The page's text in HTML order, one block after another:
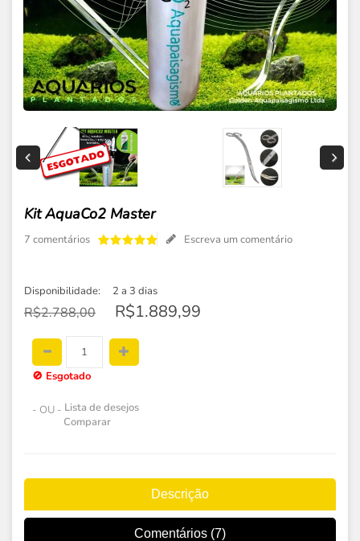
Kit AquaCo2 Master
7 comentários Escreva um comentário
Disponibilidade: 2 a 3 dias
R$2.788,00 R$1.889,99
🚫 Esgotado
- OU - Lista de desejos
Comparar
Descrição
Comentários (7)